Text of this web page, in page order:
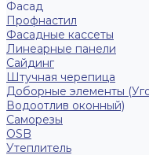
Фасад
Профнастил
Фасадные кассеты
Линеарные панели
Сайдинг
Штучная черепица
Доборные элементы
Водоотлив оконный)
Саморезы
OSB
Утеплитель